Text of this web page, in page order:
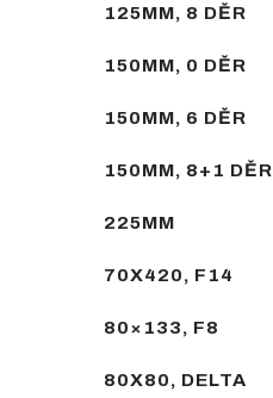
125MM, 8 DĚR
150MM, 0 DĚR
150MM, 6 DĚR
150MM, 8+1 DĚR
225MM
70X420, F14
80×133, F8
80X80, DELTA